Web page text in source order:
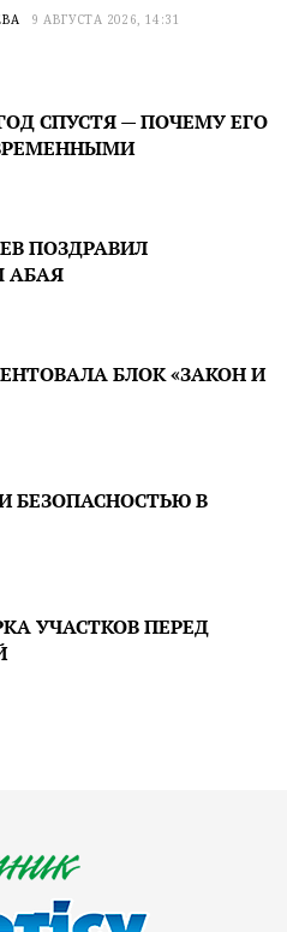
9 АВГУСТА 2026, 14:31
СПУСТЯ — ПОЧЕМУ ЕГО
ПОЗДРАВИЛ
АБАЯ
БЛОК «ЗАКОН И
БЕЗОПАСНОСТЬЮ В
УЧАСТКОВ ПЕРЕД